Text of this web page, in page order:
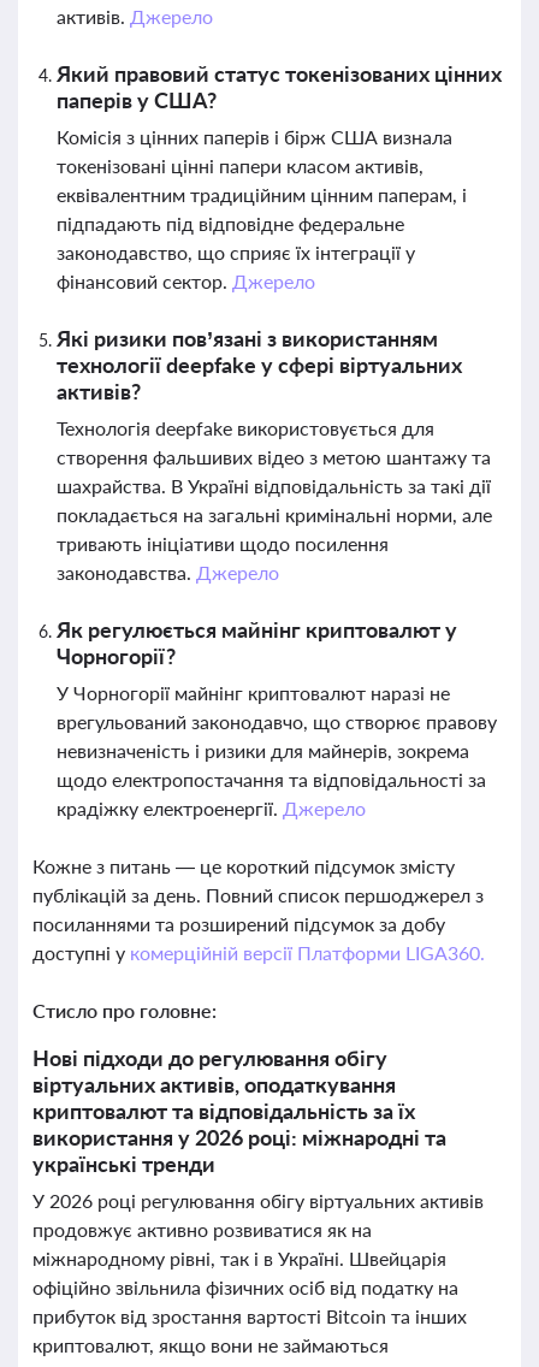
активів. Джерело
Який правовий статус токенізованих цінних
паперів у США?
Комісія з цінних паперів і бірж США визнала
токенізовані цінні папери класом активів,
еквівалентним традиційним цінним паперам, і
підпадають під відповідне федеральне
законодавство, що сприяє їх інтеграції у
фінансовий сектор. Джерело
Які ризики пов’язані з використанням
технології deepfake у сфері віртуальних
активів?
Технологія deepfake використовується для
створення фальшивих відео з метою шантажу та
шахрайства. В Україні відповідальність за такі дії
покладається на загальні кримінальні норми, але
тривають ініціативи щодо посилення
законодавства. Джерело
Як регулюється майнінг криптовалют у
Чорногорії?
У Чорногорії майнінг криптовалют наразі не
врегульований законодавчо, що створює правову
невизначеність і ризики для майнерів, зокрема
щодо електропостачання та відповідальності за
крадіжку електроенергії. Джерело
Кожне з питань — це короткий підсумок змісту
публікацій за день. Повний список першоджерел з
посиланнями та розширений підсумок за добу
доступні у комерційній версії Платформи LIGA360.
Стисло про головне:
Нові підходи до регулювання обігу
віртуальних активів, оподаткування
криптовалют та відповідальність за їх
використання у 2026 році: міжнародні та
українські тренди
У 2026 році регулювання обігу віртуальних активів
продовжує активно розвиватися як на
міжнародному рівні, так і в Україні. Швейцарія
офіційно звільнила фізичних осіб від податку на
прибуток від зростання вартості Bitcoin та інших
криптовалют, якщо вони не займаються